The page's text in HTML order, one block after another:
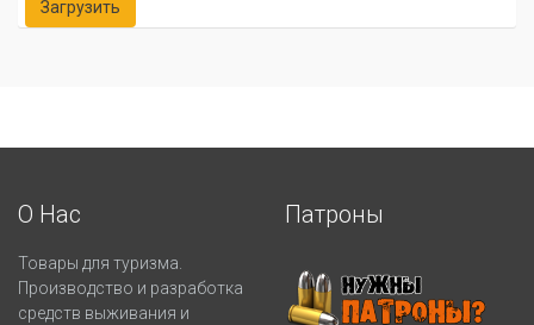
О Нас
Товары для туризма.
Производство и разработка
средств выживания и
Патроны